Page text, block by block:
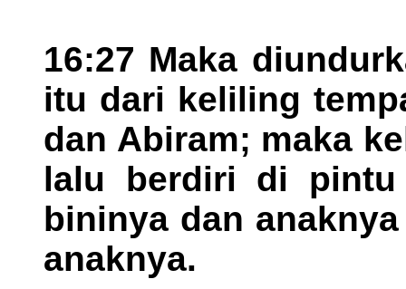
16:27 Maka
itu dari keliling
dan Abiram; maka
lalu berdiri di pintu
bininya dan
anaknya.